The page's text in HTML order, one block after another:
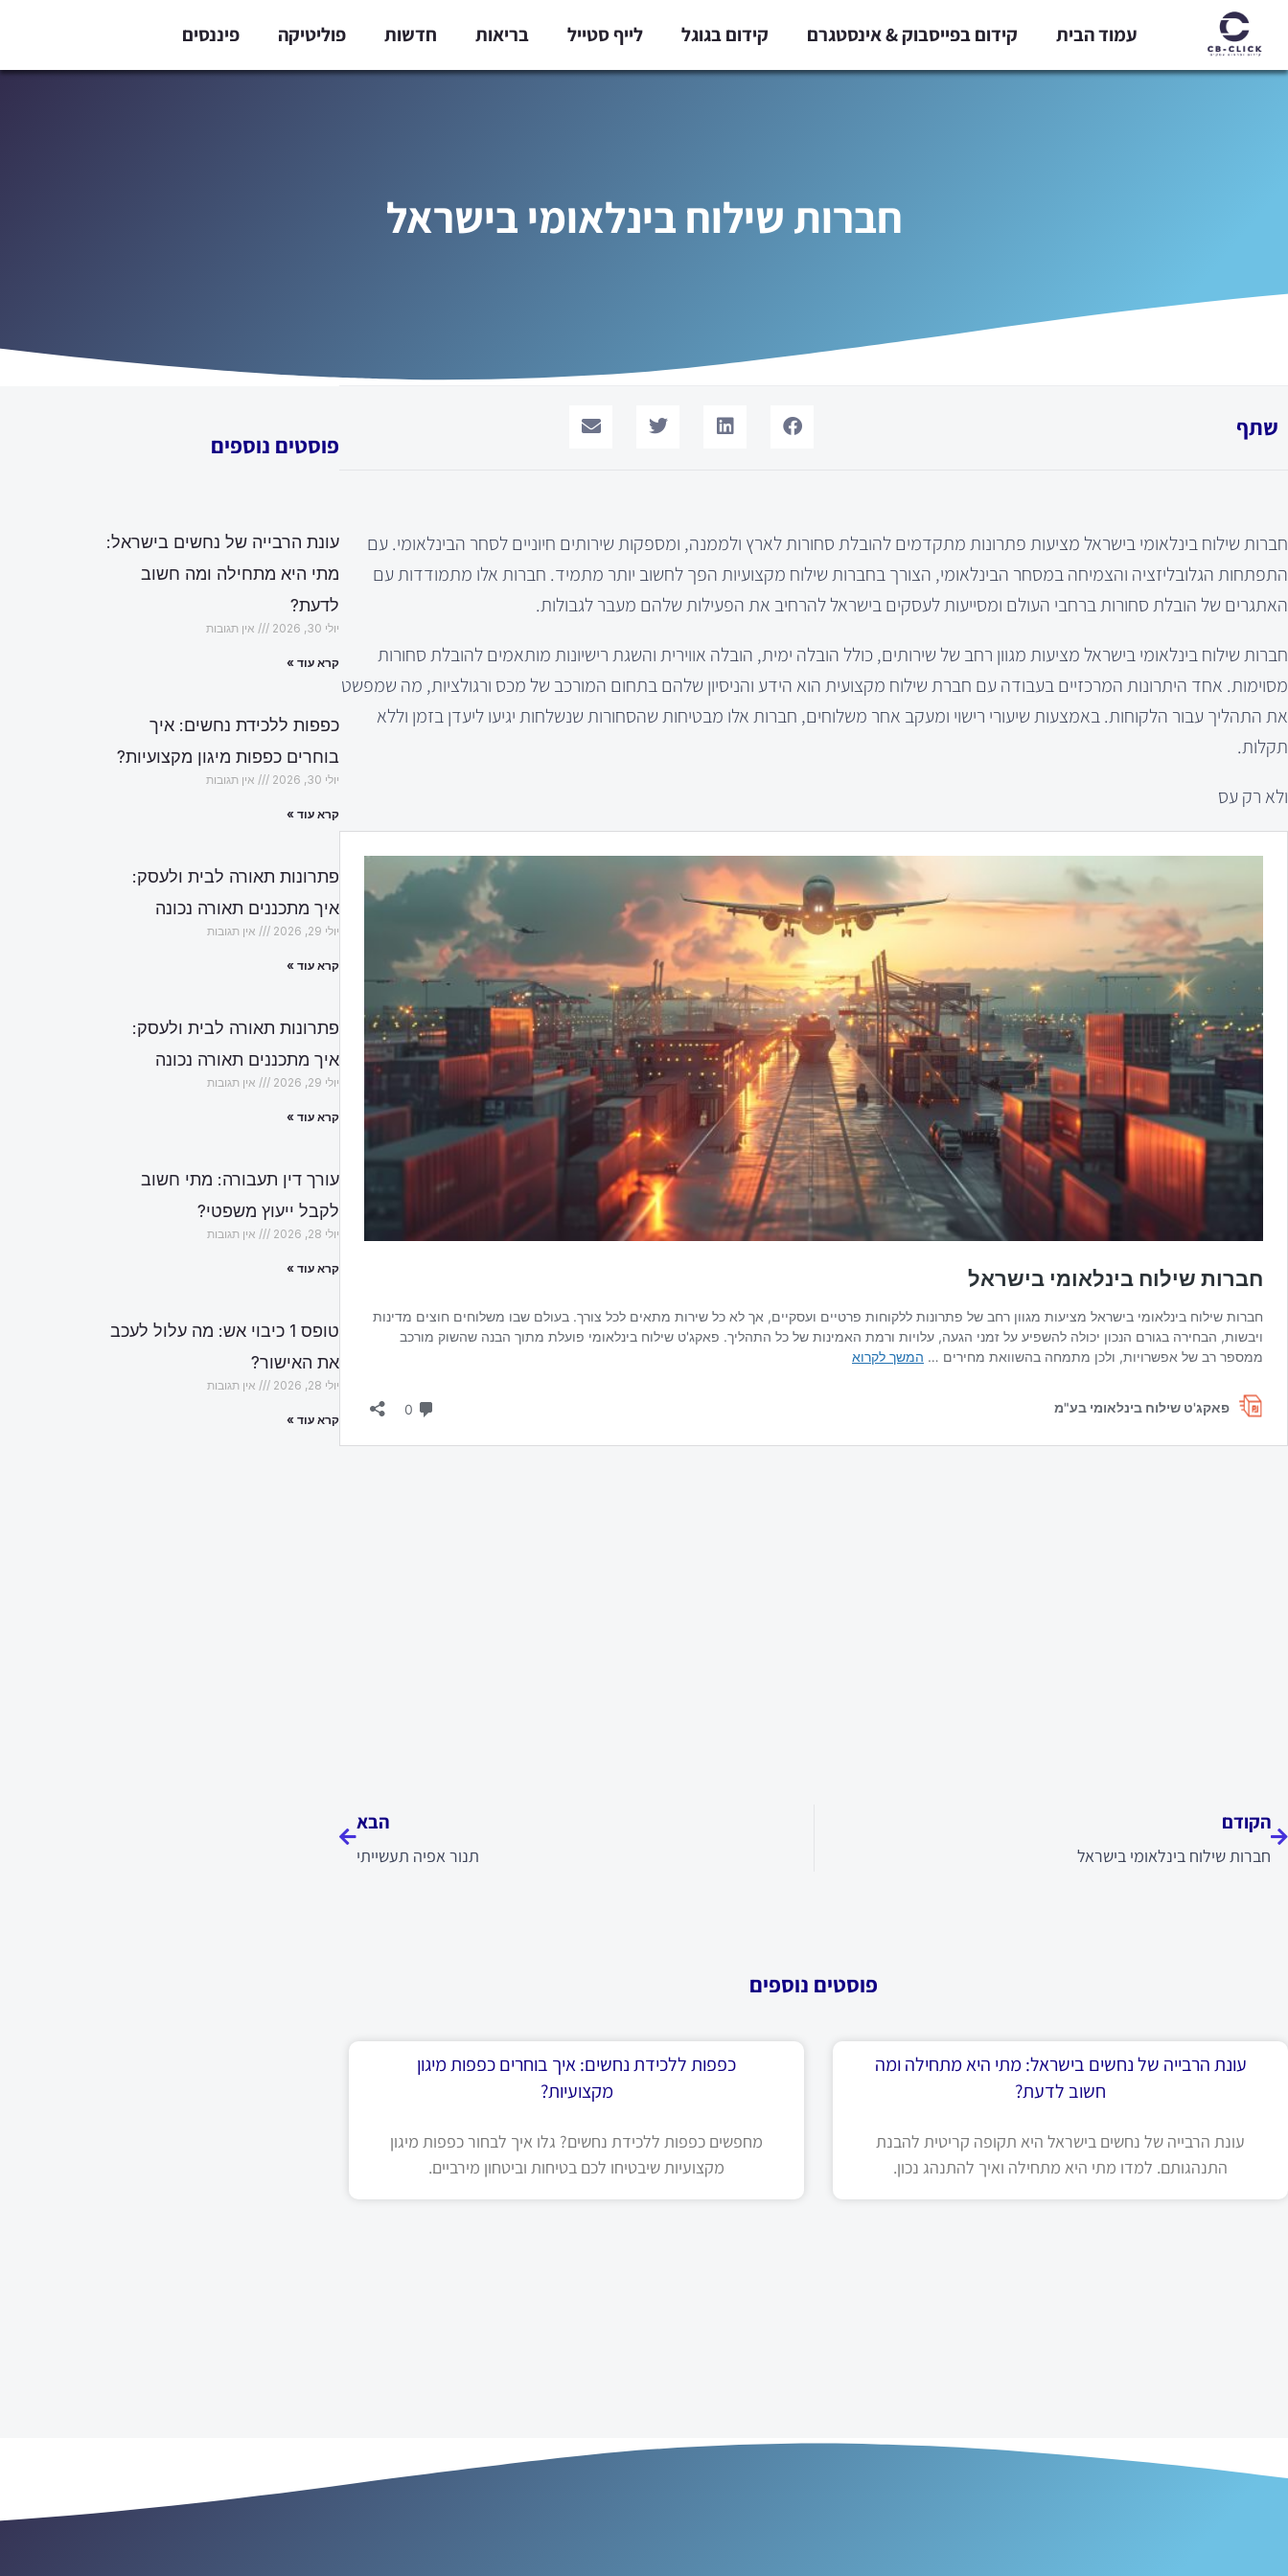
לתוכן
עמוד הבית קידום בפייסבוק & אינסטגרם קידום בגוגל לייף סטייל בריאות חדשות פוליטיקה פיננסים
חברות שילוח בינלאומי בישראל
שתף
חברות שילוח בינלאומי בישראל מציעות פתרונות מתקדמים להובלת סחורות לארץ ולממנה, ומספקות שירותים חיוניים לסחר הבינלאומי. עם
התפתחות הגלובליזציה והצמיחה במסחר הבינלאומי, הצורך בחברות שילוח מקצועיות הפך לחשוב יותר מתמיד. חברות אלו מתמודדות עם
האתגרים של הובלת סחורות ברחבי העולם ומסייעות לעסקים בישראל להרחיב את הפעילות שלהם מעבר לגבולות.
חברות שילוח בינלאומי בישראל מציעות מגוון רחב של שירותים, כולל הובלה ימית, הובלה אווירית והשגת רישיונות מותאמים להובלת סחורות
מסוימות. אחד היתרונות המרכזיים בעבודה עם חברת שילוח מקצועית הוא הידע והניסיון שלהם בתחום המורכב של מכס ורגולציות, מה שמפשט
את התהליך עבור הלקוחות. באמצעות שיעורי רישוי ומעקב אחר משלוחים, חברות אלו מבטיחות שהסחורות שנשלחות יגיעו ליעדן בזמן וללא
תקלות.
ולא רק עס
הקודם
חברות שילוח בינלאומי בישראל
הבא
תנור אפיה תעשייתי
פוסטים נוספים
עונת הרבייה של נחשים בישראל: מתי היא מתחילה ומה
חשוב לדעת?
עונת הרבייה של נחשים בישראל היא תקופה קריטית להבנת
התנהגותם. למדו מתי היא מתחילה ואיך להתנהג נכון.
כפפות ללכידת נחשים: איך בוחרים כפפות מיגון
מקצועיות?
מחפשים כפפות ללכידת נחשים? גלו איך לבחור כפפות מיגון
מקצועיות שיבטיחו לכם בטיחות וביטחון מירביים.
פוסטים נוספים
עונת הרבייה של נחשים בישראל:
מתי היא מתחילה ומה חשוב
לדעת?
יולי 30, 2026 אין תגובות
קרא עוד »
כפפות ללכידת נחשים: איך
בוחרים כפפות מיגון מקצועיות?
יולי 30, 2026 אין תגובות
קרא עוד »
פתרונות תאורה לבית ולעסק:
איך מתכננים תאורה נכונה
יולי 29, 2026 אין תגובות
קרא עוד »
פתרונות תאורה לבית ולעסק:
איך מתכננים תאורה נכונה
יולי 29, 2026 אין תגובות
קרא עוד »
עורך דין תעבורה: מתי חשוב
לקבל ייעוץ משפטי?
יולי 28, 2026 אין תגובות
קרא עוד »
טופס 1 כיבוי אש: מה עלול לעכב
את האישור?
יולי 28, 2026 אין תגובות
קרא עוד »